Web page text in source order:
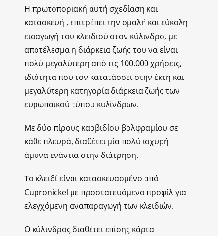
Η πρωτοποριακή αυτή σχεδίαση και
κατασκευή , επιτρέπει την ομαλή και εύκολη
εισαγωγή του κλειδιού στον κύλινδρο, με
αποτέλεσμα η διάρκεια ζωής του να είναι
πολύ μεγαλύτερη από τις 100.000 χρήσεις,
ιδιότητα που τον κατατάσσει στην έκτη και
μεγαλύτερη κατηγορία διάρκεια ζωής των
ευρωπαϊκού τύπου κυλίνδρων.
Με δύο πίρους καρβιδίου βολφραμίου σε
κάθε πλευρά, διαθέτει μία πολύ ισχυρή
άμυνα ενάντια στην διάτρηση.
Το κλειδί είναι κατασκευασμένο από
Cupronickel με προστατευόμενο προφίλ για
ελεγχόμενη αναπαραγωγή των κλειδιών.
Ο κύλινδρος διαθέτει επίσης κάρτα